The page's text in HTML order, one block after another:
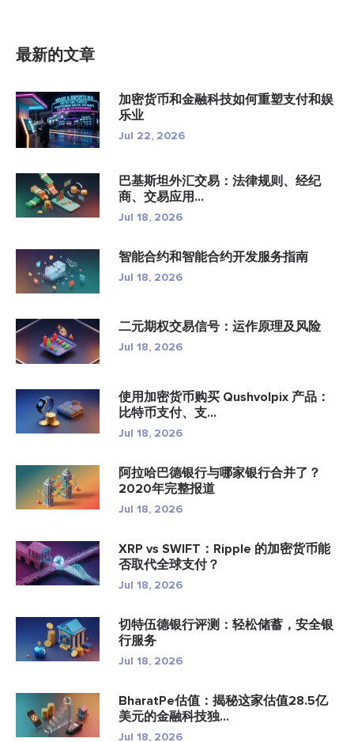
最新的文章
加密货币和金融科技如何重塑支付和娱
乐业
Jul 22, 2026
巴基斯坦外汇交易：法律规则、经纪
商、交易应用...
Jul 18, 2026
智能合约和智能合约开发服务指南
Jul 18, 2026
二元期权交易信号：运作原理及风险
Jul 18, 2026
使用加密货币购买 Qushvolpix 产品：
比特币支付、支...
Jul 18, 2026
阿拉哈巴德银行与哪家银行合并了？
2020年完整报道
Jul 18, 2026
XRP vs SWIFT：Ripple 的加密货币能
否取代全球支付？
Jul 18, 2026
切特伍德银行评测：轻松储蓄，安全银
行服务
Jul 18, 2026
BharatPe估值：揭秘这家估值28.5亿
美元的金融科技独...
Jul 18, 2026